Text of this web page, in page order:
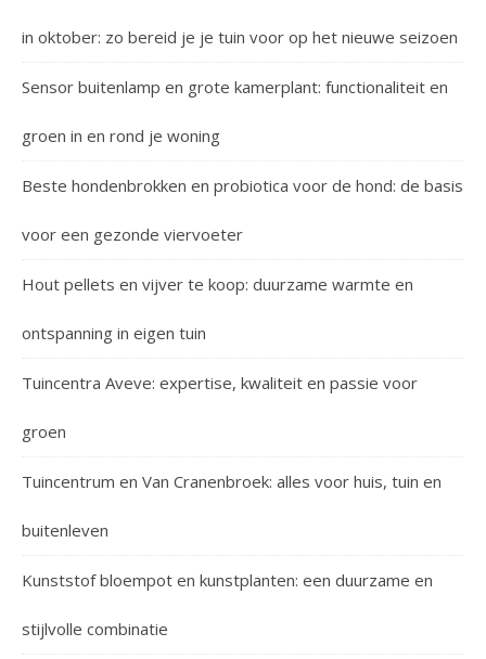
in oktober: zo bereid je je tuin voor op het nieuwe seizoen
Sensor buitenlamp en grote kamerplant: functionaliteit en
groen in en rond je woning
Beste hondenbrokken en probiotica voor de hond: de basis
voor een gezonde viervoeter
Hout pellets en vijver te koop: duurzame warmte en
ontspanning in eigen tuin
Tuincentra Aveve: expertise, kwaliteit en passie voor
groen
Tuincentrum en Van Cranenbroek: alles voor huis, tuin en
buitenleven
Kunststof bloempot en kunstplanten: een duurzame en
stijlvolle combinatie